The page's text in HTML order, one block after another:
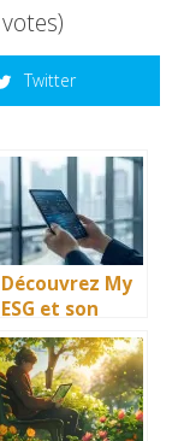
Twitter
Découvrez My
ESG et son
Extranet